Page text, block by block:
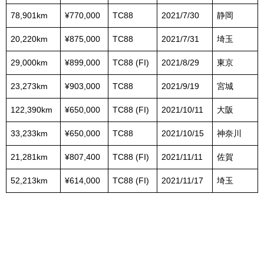
78,901km ¥770,000 TC88 2021/7/30 静岡
20,220km ¥875,000 TC88 2021/7/31 埼玉
29,000km ¥899,000 TC88 (FI) 2021/8/29 東京
23,273km ¥903,000 TC88 2021/9/19 宮城
122,390km ¥650,000 TC88 (FI) 2021/10/11 大阪
33,233km ¥650,000 TC88 2021/10/15 神奈川
21,281km ¥807,400 TC88 (FI) 2021/11/11 佐賀
52,213km ¥614,000 TC88 (FI) 2021/11/17 埼玉